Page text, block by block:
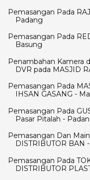
Pemasangan Pada
Padang
Pemasangan Pada
Basung
Penambahan Kamera
DVR pada MASJID
Pemasangan Pada
IHSAN GASANG -
Pemasangan Pada
Pasar Pitalah -
Pemasangan Dan
DISTRIBUTOR BAN -
Pemasangan Pada
DISTRIBUTOR